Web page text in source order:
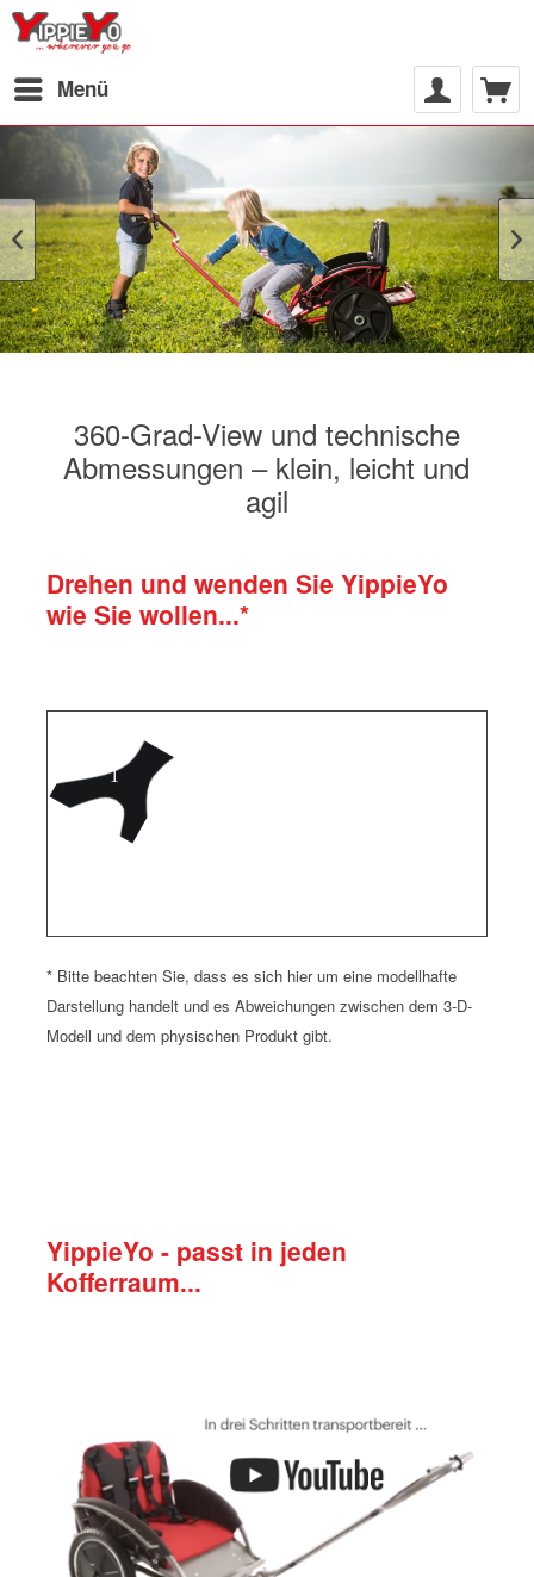
Menü
360-Grad-View und technische
Abmessungen – klein, leicht und
agil
Drehen und wenden Sie YippieYo
wie Sie wollen...*
YippieYo - passt in jeden
Kofferraum...
* Bitte beachten Sie, dass es sich hier um eine modellhafte
Darstellung handelt und es Abweichungen zwischen dem 3-D-
Modell und dem physischen Produkt gibt.